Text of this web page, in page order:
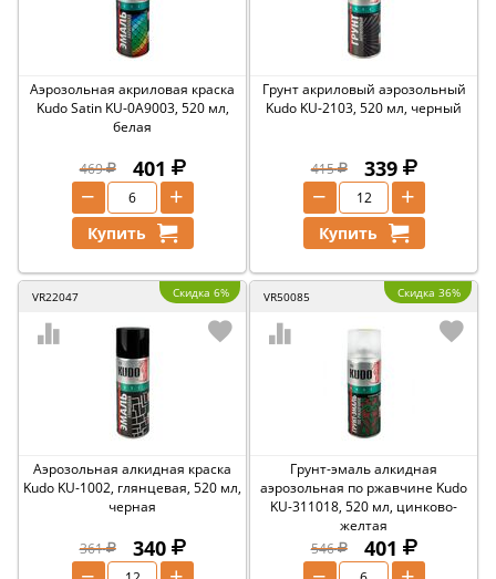
Аэрозольная акриловая краска
Kudo Satin KU-0A9003, 520 мл,
белая
469 401
+
−
Купить
Грунт акриловый аэрозольный
Kudo KU-2103, 520 мл, черный
415 339
+
−
Купить
VR22047 Скидка 6%
Аэрозольная алкидная краска
Kudo KU-1002, глянцевая, 520 мл,
черная
361 340
VR50085 Скидка 36%
Грунт-эмаль алкидная
аэрозольная по ржавчине Kudo
KU-311018, 520 мл, цинково-
желтая
546
401